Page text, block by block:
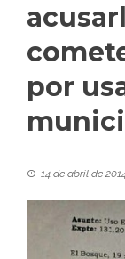
por
14 de abril de